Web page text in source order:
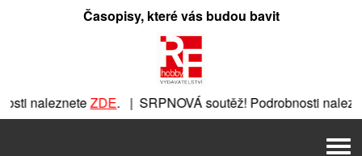
Časopisy, které vás budou bavit
nalezneteZDE. | SRPNOVÁ soutěž! Podrobnosti
. |